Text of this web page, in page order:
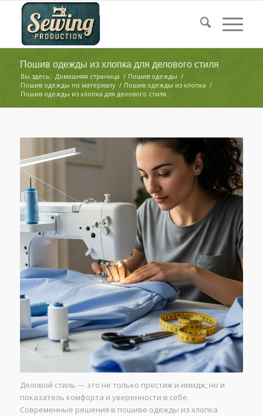
Пошив одежды из хлопка для делового стиля
Вы здесь: Домашняя страница / Пошив одежды /
Пошив одежды по материалу / Пошив одежды из хлопка /
Пошив одежды из хлопка для делового стиля...
Деловой стиль — это не только престиж и имидж, но и
показатель комфорта и уверенности в себе.
Современные решения в пошиве одежды из хлопка